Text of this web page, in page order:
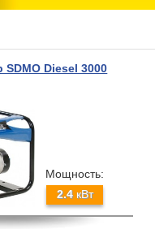
Diesel 3000
Мощность:
2.4кВт